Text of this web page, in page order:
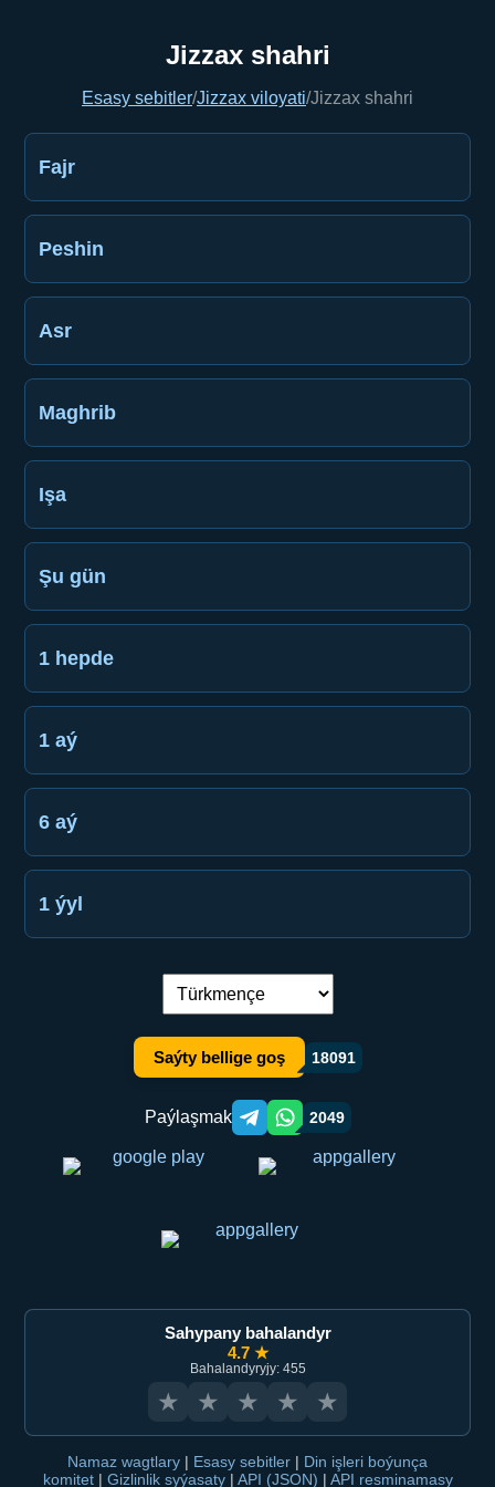
Jizzax shahri
Esasy sebitler/Jizzax viloyati/Jizzax shahri
Fajr
Peshin
Asr
Maghrib
Işa
Şu gün
1 hepde
1 aý
6 aý
1 ýyl
Dil çalşyryş:
Saýty bellige goş 18091
Paýlaşmak Telegram orqali ulashish
WhatsApp orqali ulashish
2049
Sahypany bahalandyr
4.7 ★
Bahalandyryjy: 455
★ ★ ★ ★ ★
Namaz wagtlary | Esasy sebitler | Din işleri boýunça
komitet | Gizlinlik syýasaty | API (JSON) | API resminamasy